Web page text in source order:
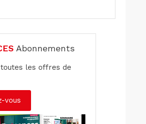
Abonnements
les offres de
vous